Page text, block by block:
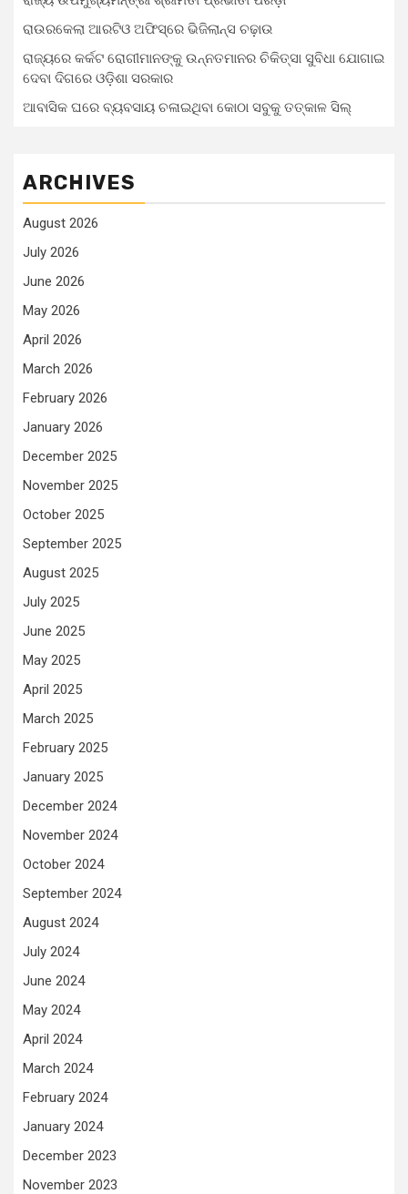
ରାଉରକେଲା ଆରଟିଓ ଅଫିସ୍‌ରେ ଭିଜିଲାନ୍ସ ଚଢ଼ାଉ
ରାଜ୍ୟରେ କର୍କଟ ରୋଗୀମାନଙ୍କୁ ଉନ୍ନତମାନର ଚିକିତ୍ସା ସୁବିଧା ଯୋଗାଇ
ଦେବା ଦିଗରେ ଓଡ଼ିଶା ସରକାର
ଆବାସିକ ଘରେ ବ୍ୟବସାୟ ଚଳାଇଥିବା କୋଠା ସବୁକୁ ତତ୍କାଳ ସିଲ୍‌
ARCHIVES
August 2026
July 2026
June 2026
May 2026
April 2026
March 2026
February 2026
January 2026
December 2025
November 2025
October 2025
September 2025
August 2025
July 2025
June 2025
May 2025
April 2025
March 2025
February 2025
January 2025
December 2024
November 2024
October 2024
September 2024
August 2024
July 2024
June 2024
May 2024
April 2024
March 2024
February 2024
January 2024
December 2023
November 2023